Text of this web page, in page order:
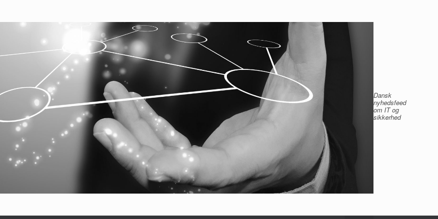
Dansk
nyhedsfeed
om IT og
sikkerhed